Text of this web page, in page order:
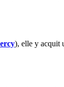
), elle y acquit